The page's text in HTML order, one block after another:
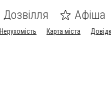
Дозвілля Афіша
Нерухомість Карта міста